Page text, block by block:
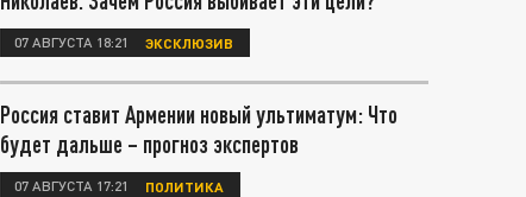
07 АВГУСТА 18:21 ЭКСКЛЮЗИВ
Россия ставит Армении новый ультиматум: Что
будет дальше – прогноз экспертов
07 АВГУСТА 17:21 ПОЛИТИКА